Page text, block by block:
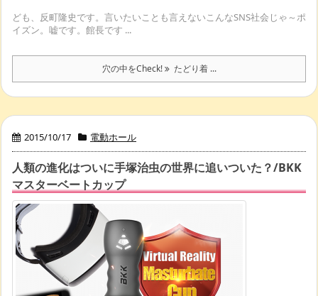
ども、反町隆史です。言いたいことも言えないこんなSNS社会じゃ～ポ
イズン。嘘です。館長です ...
穴の中をCheck! たどり着 ...
2015/10/17 電動ホール
人類の進化はついに手塚治虫の世界に追いついた？/BKK
マスターベートカップ